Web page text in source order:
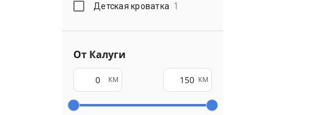
Детская кроватка 1
От Калуги
км км